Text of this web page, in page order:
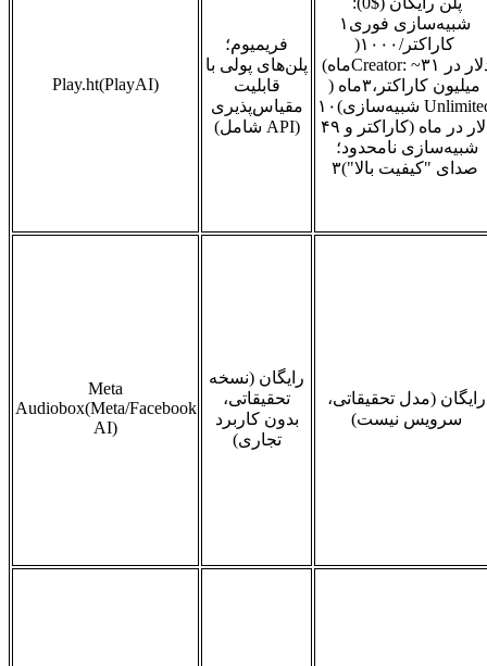
Play.ht(PlayAI)
فریمیوم؛
پلن‌های پولی با
قابلیت
مقیاس‌پذیری
(شامل API)
۱ شبیه‌سازی فوری
(۱۰۰۰کاراکتر/
ماه)Creator: ~۳۱
در
ماه (۳میلیون کاراکتر،
۱۰شبیه‌سازی)
۴۹ در ماه (کاراکتر و
شبیه‌سازی نامحدود؛
۳صدای "کیفیت بالا")
Meta
Audiobox(Meta/Facebook
AI)
رایگان (نسخه
تحقیقاتی،
بدون کاربرد
تجاری)
رایگان (مدل تحقیقاتی،
سرویس نیست)